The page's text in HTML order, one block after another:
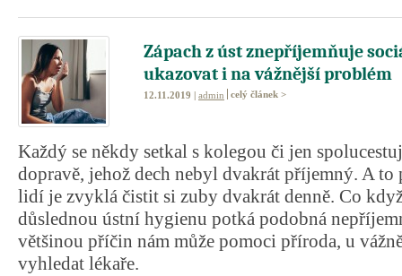
Zápach z úst znepříjemňuje
ukazovat i na vážnější problém
12.11.2019 | admin celý článek >
Každý se někdy setkal s kolegou či jen
dopravě, jehož dech nebyl dvakrát příjemný. A to
lidí je zvyklá čistit si zuby dvakrát denně. Co
důslednou ústní hygienu potká podobná
většinou příčin nám může pomoci příroda, u
vyhledat lékaře.